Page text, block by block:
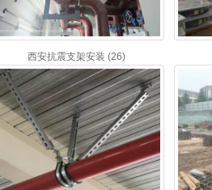
西安抗震支架安装 (26)